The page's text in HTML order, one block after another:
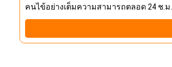
คนไข้อย่างเต็มความสามารถตลอด 24 ช.ม.